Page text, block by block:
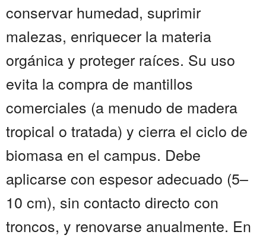
conservar humedad, suprimir
malezas, enriquecer la materia
orgánica y proteger raíces. Su uso
evita la compra de mantillos
comerciales (a menudo de madera
tropical o tratada) y cierra el ciclo de
biomasa en el campus. Debe
aplicarse con espesor adecuado (5–
10 cm), sin contacto directo con
troncos, y renovarse anualmente. En